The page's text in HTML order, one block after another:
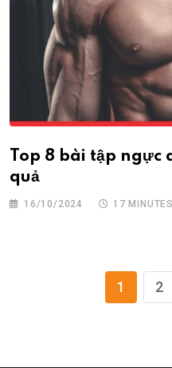
Top 8 bài tập ngực
quả
16/10/2024 17
1 2